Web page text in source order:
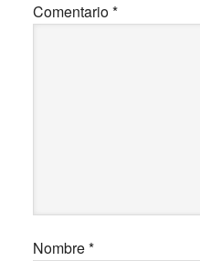
Comentario*
Nombre*